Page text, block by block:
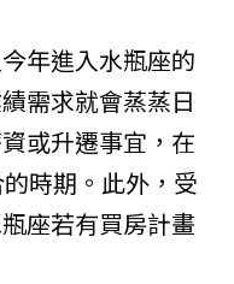
年進入水瓶座的
需求就會蒸蒸日
或升遷事宜，在
時期。此外，受
座若有買房計畫